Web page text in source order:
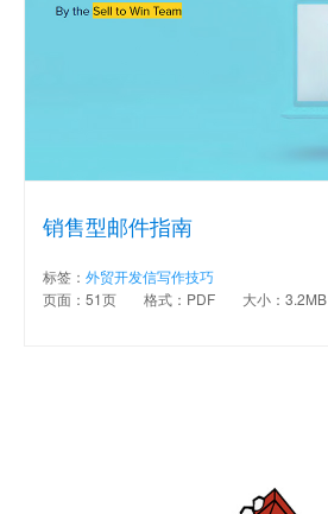
销售型邮件指南
标签： 外贸开发信写作技巧
页面：51页
格式：PDF 大小：3.2MB